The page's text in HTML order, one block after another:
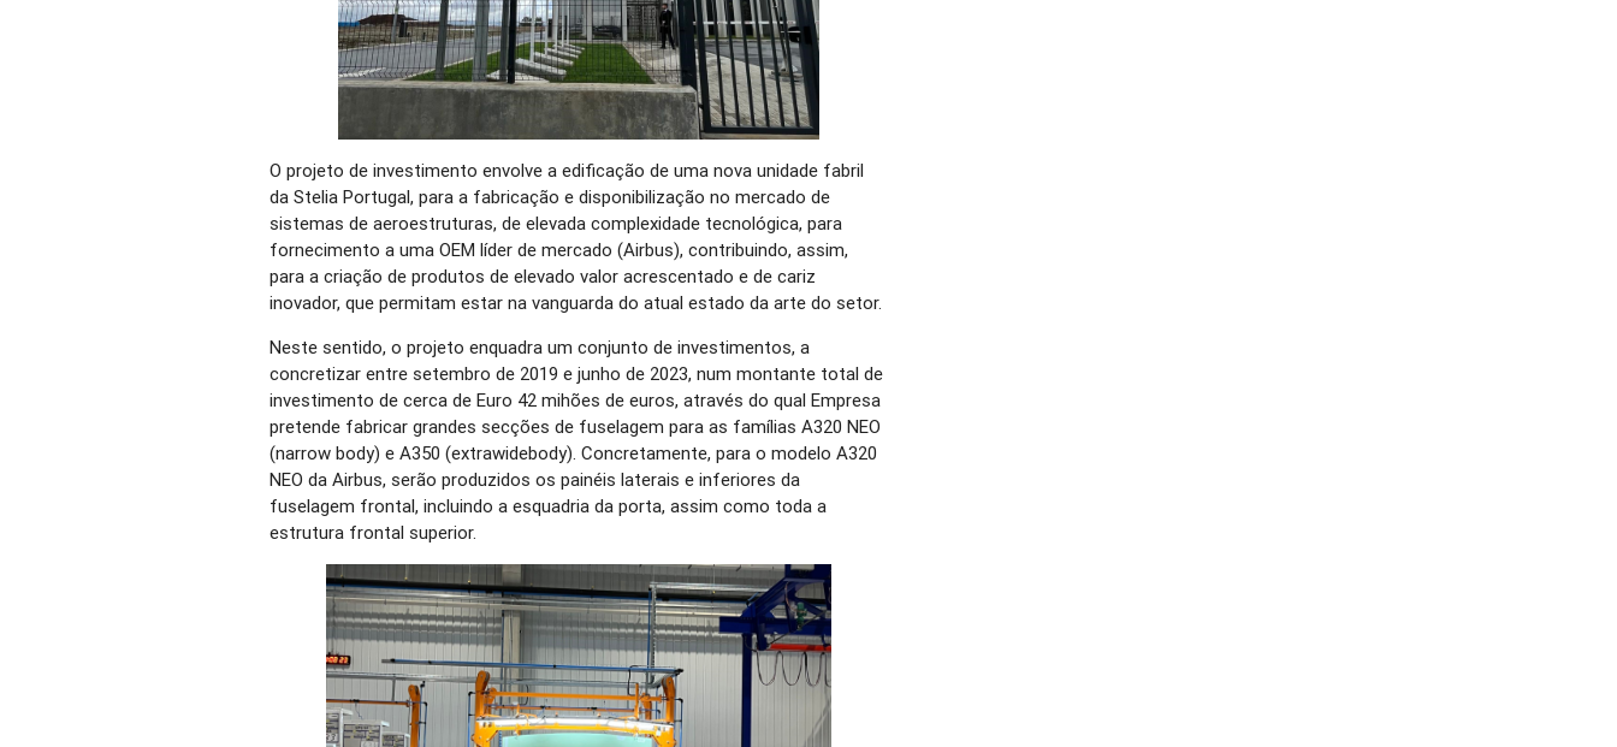
O projeto de investimento envolve a edificação de uma nova unidade fabril
da Stelia Portugal, para a fabricação e disponibilização no mercado de
sistemas de aeroestruturas, de elevada complexidade tecnológica, para
fornecimento a uma OEM líder de mercado (Airbus), contribuindo, assim,
para a criação de produtos de elevado valor acrescentado e de cariz
inovador, que permitam estar na vanguarda do atual estado da arte do setor.
Neste sentido, o projeto enquadra um conjunto de investimentos, a
concretizar entre setembro de 2019 e junho de 2023, num montante total de
investimento de cerca de Euro 42 mihões de euros, através do qual Empresa
pretende fabricar grandes secções de fuselagem para as famílias A320 NEO
(narrow body) e A350 (extrawidebody). Concretamente, para o modelo A320
NEO da Airbus, serão produzidos os painéis laterais e inferiores da
fuselagem frontal, incluindo a esquadria da porta, assim como toda a
estrutura frontal superior.